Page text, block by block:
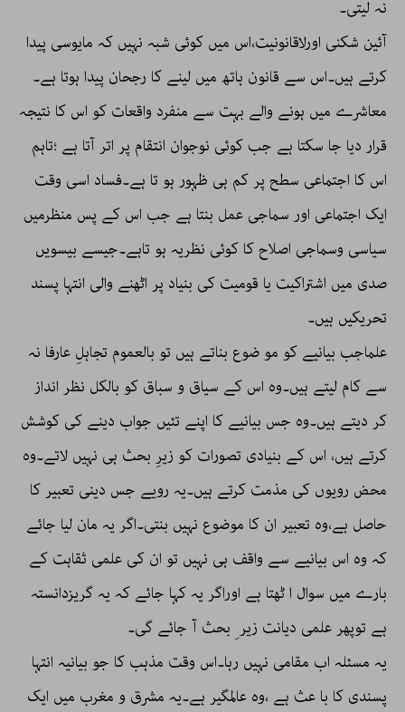
نہ لیتی۔
آئین شکنی اورلاقانونیت،اس میں کوئی شبہ نہیں کہ مایوسی پیدا
کرتے ہیں۔اس سے قانون ہاتھ میں لینے کا رجحان پیدا ہوتا ہے۔
معاشرے میں ہونے والے بہت سے منفرد واقعات کو اس کا نتیجہ
قرار دیا جا سکتا ہے جب کوئی نوجوان انتقام پر اتر آتا ہے ؛تاہم
اس کا اجتماعی سطح پر کم ہی ظہور ہو تا ہے۔فساد اسی وقت
ایک اجتماعی اور سماجی عمل بنتا ہے جب اس کے پس منظرمیں
سیاسی وسماجی اصلاح کا کوئی نظریہ ہو تاہے۔جیسے بیسویں
صدی میں اشتراکیت یا قومیت کی بنیاد پر اٹھنے والی انتہا پسند
تحریکیں ہیں۔
علماجب بیانیے کو مو ضوع بناتے ہیں تو بالعموم تجاہلِ عارفا نہ
سے کام لیتے ہیں۔وہ اس کے سیاق و سباق کو بالکل نظر انداز
کر دیتے ہیں۔وہ جس بیانیے کا اپنے تئیں جواب دینے کی کوشش
کرتے ہیں، اس کے بنیادی تصورات کو زیرِ بحث ہی نہیں لاتے۔وہ
محض رویوں کی مذمت کرتے ہیں۔یہ رویے جس دینی تعبیر کا
حاصل ہے،وہ تعبیر ان کا موضوع نہیں بنتی۔اگر یہ مان لیا جائے
کہ وہ اس بیانیے سے واقف ہی نہیں تو ان کی علمی ثقاہت کے
بارے میں سوال ا ٹھتا ہے اوراگر یہ کہا جائے کہ یہ گریزدانستہ
ہے توپھر علمی دیانت زیر ِ بحث آ جائے گی۔
یہ مسئلہ اب مقامی نہیں رہا۔اس وقت مذہب کا جو بیانیہ انتہا
پسندی کا با عث ہے ،وہ عالمگیر ہے۔یہ مشرق و مغرب میں ایک